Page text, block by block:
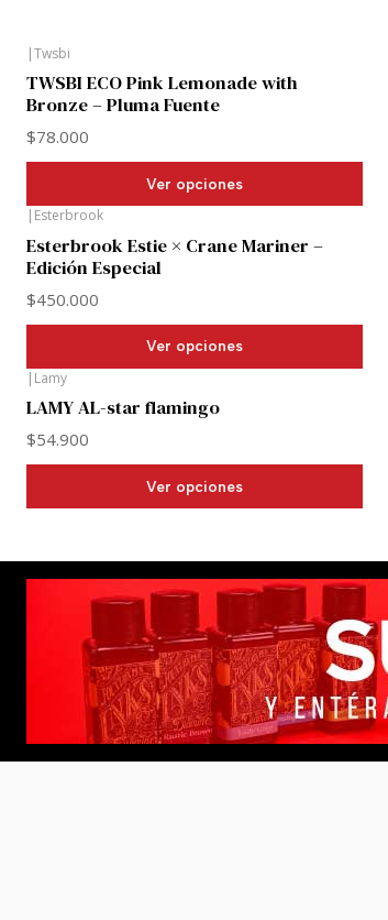
|Twsbi
TWSBI ECO Pink Lemonade with
Bronze – Pluma Fuente
$78.000
Ver opciones
| Esterbrook
Esterbrook Estie × Crane Mariner –
Edición Especial
$450.000
Ver opciones
| Lamy
LAMY AL-star flamingo
$54.900
Ver opciones